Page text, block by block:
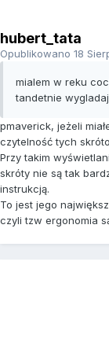
hubert_tata
Opublikowano 18
mialem w reku
tandetnie
pmaverick, jeżeli
czytelność tych
Przy takim
skróty nie są tak
instrukcją.
To jest jego
czyli tzw ergonomia